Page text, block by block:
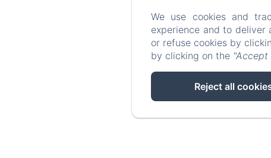
We use cookies and
experience and to deliver
or refuse cookies by
by clicking on the "Accept
Reject all